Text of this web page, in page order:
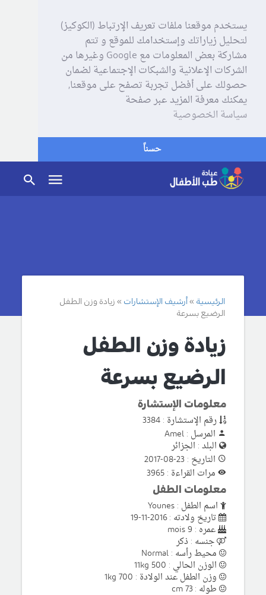
يستخدم موقعنا ملفات تعريف الإرتباط (الكوكيز)
لتحليل زياراتك وإستخدامك للموقع و تتم
مشاركة بعض المعلومات مع Google وغيرها من
الشركات الإعلانية والشبكات الإجتماعية لضمان
حصولك على أفضل تجربة تصفح على موقعنا,
يمكنك معرفة المزيد عبر صفحة
سياسة الخصوصية
حسناً
الرئيسية أرشيف الإستشارات
زيادة وزن الطفل
الرضيع بسرعة
زيادة وزن الطفل
الرضيع بسرعة
معلومات الإستشارة
رقم الإستشارة : 3384
المرسل : Amel
البلد : الجزائر
التاريخ : 23-08-2017
مرات القراءة : 3965
معلومات الطفل
اسم الطفل : Younes
تاريخ ولادته : 2016-11-19
عمره : 9 mois
جنسه : ذكر
محيط رأسه : Normal
الوزن الحالي : 11kg 500
وزن الطفل عند الولادة : 1kg 700
طوله : 73 cm